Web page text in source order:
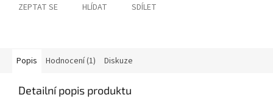
ZEPTAT SE HLÍDAT SDÍLET
Popis Hodnocení (1) Diskuze
Detailní popis produktu